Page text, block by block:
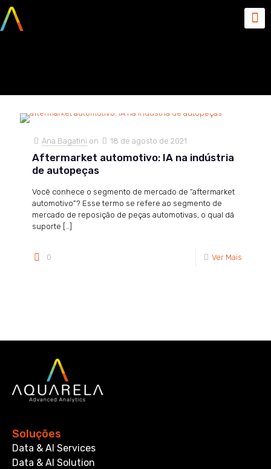
Ana Bagatini on 18 de agosto de 2021
Aftermarket automotivo: IA na indústria
de autopeças
Você conhece o segmento de mercado de “aftermarket
automotivo”? Esse termo se refere ao segmento de
mercado de reposição de peças automotivas, o qual dá
suporte […]
0 Ver Mais
Soluções
Data & AI Services
Data & AI Solution